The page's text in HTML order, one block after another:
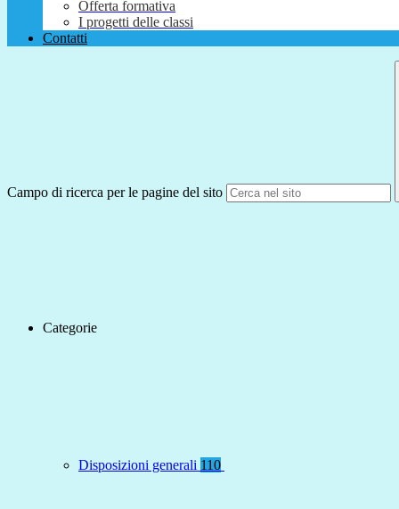
Offerta formativa
I progetti delle classi
Contatti
Campo di ricerca per le pagine del sito
Categorie
Disposizioni generali 110